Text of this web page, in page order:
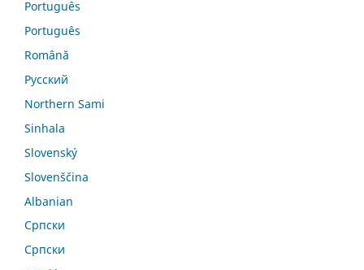
Português
Português
Română
Русский
Northern Sami
Sinhala
Slovenský
Slovenščina
Albanian
Српски
Српски